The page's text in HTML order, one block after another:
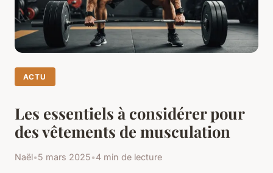
ACTU
Les essentiels à considérer pour
des vêtements de musculation
Naël•5 mars 2025•4 min de lecture